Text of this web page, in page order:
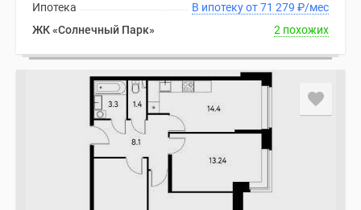
В ипотеку от 71 279 ₽/мес
Ипотека
ЖК «Солнечный Парк»
2 похожих